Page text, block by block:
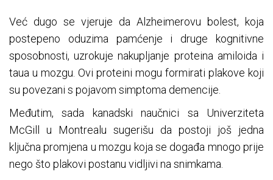
Već dugo se vjeruje da Alzheimerovu bolest, koja
postepeno oduzima pamćenje i druge kognitivne
sposobnosti, uzrokuje nakupljanje proteina amiloida i
taua u mozgu. Ovi proteini mogu formirati plakove koji
su povezani s pojavom simptoma demencije.
Međutim, sada kanadski naučnici sa Univerziteta
McGill u Montrealu sugerišu da postoji još jedna
ključna promjena u mozgu koja se događa mnogo prije
nego što plakovi postanu vidljivi na snimkama.